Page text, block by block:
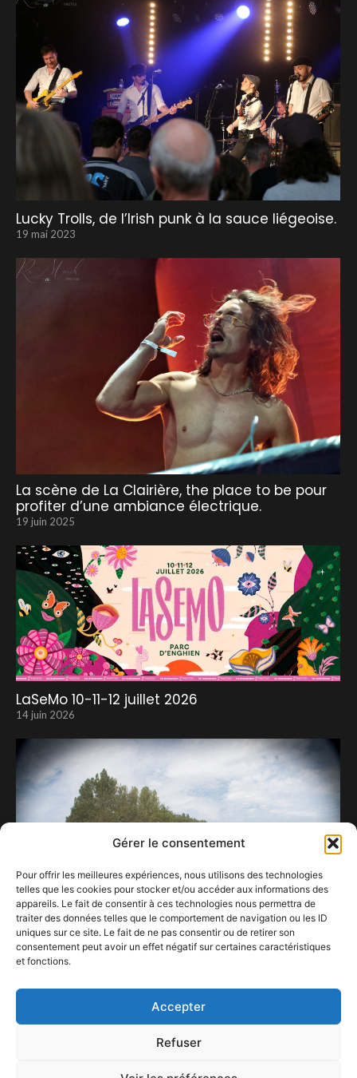
Gérer le consentement
Pour offrir les meilleures expériences, nous utilisons des technologies
telles que les cookies pour stocker et/ou accéder aux informations des
appareils. Le fait de consentir à ces technologies nous permettra de
traiter des données telles que le comportement de navigation ou les ID
uniques sur ce site. Le fait de ne pas consentir ou de retirer son
consentement peut avoir un effet négatif sur certaines caractéristiques
et fonctions.
Accepter
Refuser
Lucky Trolls, de l’Irish punk à la sauce liégeoise.
19 mai 2023
La scène de La Clairière, the place to be pour
profiter d’une ambiance électrique.
19 juin 2025
LaSeMo 10-11-12 juillet 2026
14 juin 2026
2 juin 2021